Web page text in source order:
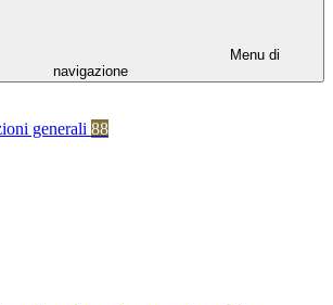
Menu di
navigazione
generali 88